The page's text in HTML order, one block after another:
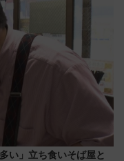
い」立ち食いそば屋と